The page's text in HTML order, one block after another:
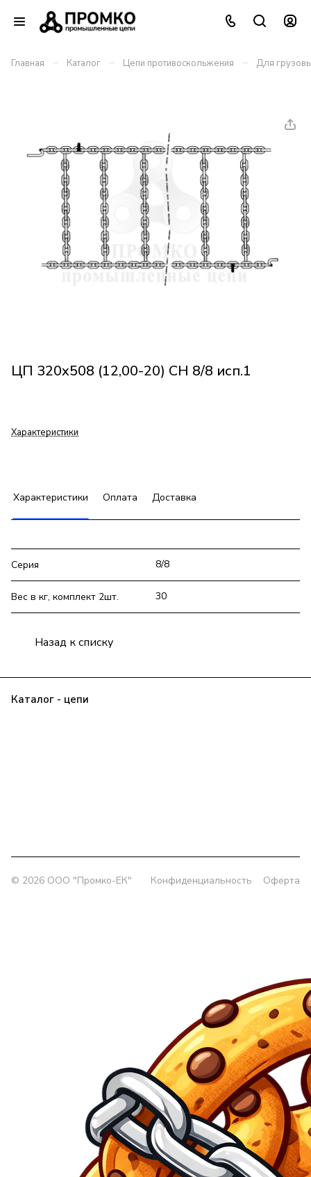
Главная – Каталог – Цепи противоскольжения – Для
ЦП 320x508 (12,00-20) СН 8/8 исп.1
Характеристики
Характеристики Оплата Доставка
Серия 8/8
Вес в кг, комплект 2шт. 30
Назад к списку
Каталог - цепи
© 2026 OOO "Промко-ЕК" Конфиденциальность Оферта